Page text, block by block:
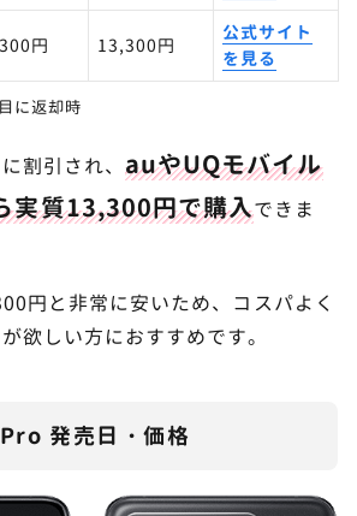
円 13,300円
公式サイト
を見る
に返却時
割引され、 auやUQモバイル
実質13,300円で購入できま
円と非常に安いため、コスパよく
欲しい方におすすめです。
発売日・価格